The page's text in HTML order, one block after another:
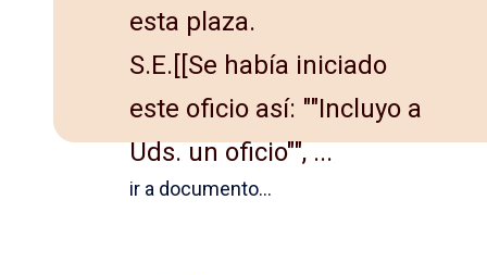
esta plaza.
S.E.[[Se había iniciado
este oficio así: ""Incluyo a
Uds. un oficio"", ...
ir a documento...